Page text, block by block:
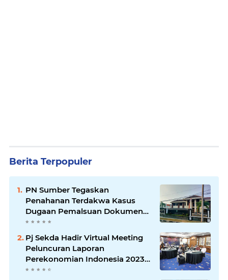
Berita Terpopuler
PN Sumber Tegaskan
Penahanan Terdakwa Kasus
Dugaan Pemalsuan Dokumen
Lahan Sesuai KUHAP
Pj Sekda Hadir Virtual Meeting
Peluncuran Laporan
Perekonomian Indonesia 2023
yang digelar Bank Indonesia